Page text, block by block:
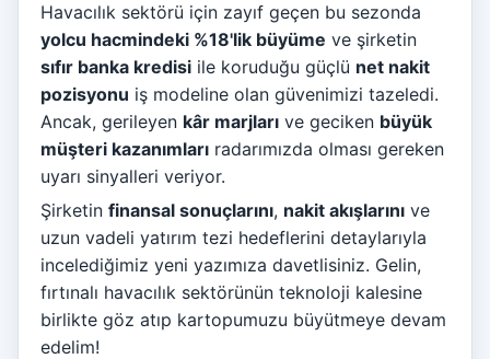
Havacılık sektörü için zayıf geçen bu sezonda
yolcu hacmindeki %18'lik büyüme ve şirketin
sıfır banka kredisi ile koruduğu güçlü net nakit
pozisyonu iş modeline olan güvenimizi tazeledi.
Ancak, gerileyen kâr marjları ve geciken büyük
müşteri kazanımları radarımızda olması gereken
uyarı sinyalleri veriyor.
Şirketin finansal sonuçlarını, nakit akışlarını ve
uzun vadeli yatırım tezi hedeflerini detaylarıyla
incelediğimiz yeni yazımıza davetlisiniz. Gelin,
fırtınalı havacılık sektörünün teknoloji kalesine
birlikte göz atıp kartopumuzu büyütmeye devam
edelim!